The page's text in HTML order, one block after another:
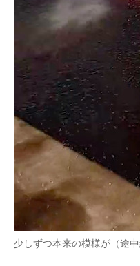
少しずつ本来の模様が（途中